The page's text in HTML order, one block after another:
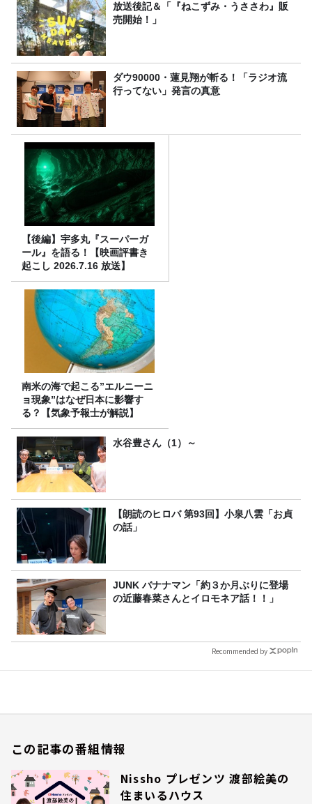
放送後記＆「『ねこずみ・うささわ』販
売開始！」
ダウ90000・蓮見翔が斬る！「ラジオ流
行ってない」発言の真意
【後編】宇多丸『スーパーガ
ール』を語る！【映画評書き
起こし 2026.7.16 放送】
南米の海で起こる”エルニーニ
ョ現象”はなぜ日本に影響す
る？【気象予報士が解説】
水谷豊さん（1）～
【朗読のヒロバ 第93回】小泉八雲「お貞
の話」
JUNK バナナマン「約３か月ぶりに登場
の近藤春菜さんとイロモネア話！！」
Recommended by
この記事の番組情報
Nissho プレゼンツ 渡部絵美の
住まいるハウス